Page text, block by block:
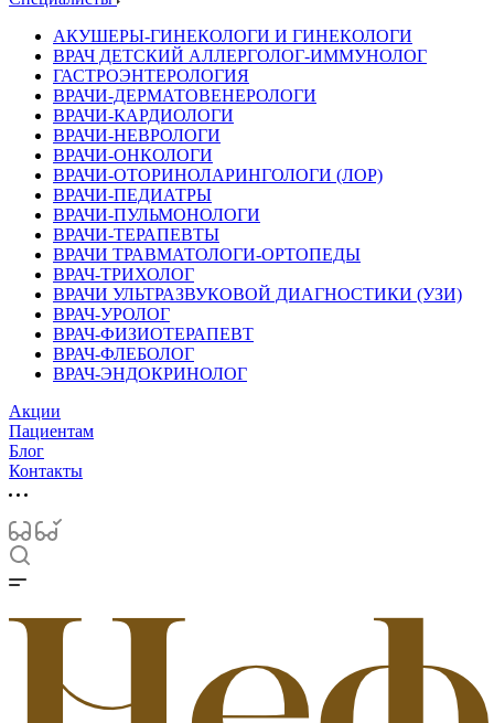
АКУШЕРЫ-ГИНЕКОЛОГИ И ГИНЕКОЛОГИ
ВРАЧ ДЕТСКИЙ АЛЛЕРГОЛОГ-ИММУНОЛОГ
ГАСТРОЭНТЕРОЛОГИЯ
ВРАЧИ-ДЕРМАТОВЕНЕРОЛОГИ
ВРАЧИ-КАРДИОЛОГИ
ВРАЧИ-НЕВРОЛОГИ
ВРАЧИ-ОНКОЛОГИ
ВРАЧИ-ОТОРИНОЛАРИНГОЛОГИ (ЛОР)
ВРАЧИ-ПЕДИАТРЫ
ВРАЧИ-ПУЛЬМОНОЛОГИ
ВРАЧИ-ТЕРАПЕВТЫ
ВРАЧИ ТРАВМАТОЛОГИ-ОРТОПЕДЫ
ВРАЧ-ТРИХОЛОГ
ВРАЧИ УЛЬТРАЗВУКОВОЙ ДИАГНОСТИКИ (УЗИ)
ВРАЧ-УРОЛОГ
ВРАЧ-ФИЗИОТЕРАПЕВТ
ВРАЧ-ФЛЕБОЛОГ
ВРАЧ-ЭНДОКРИНОЛОГ
Акции
Пациентам
Блог
Контакты